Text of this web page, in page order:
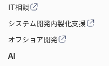
IT相談
システム開発内製化支援
オフショア開発
AI